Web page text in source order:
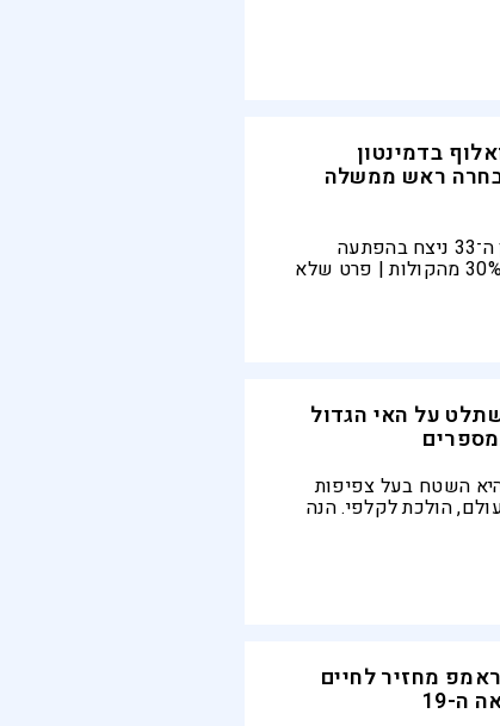
ריבונות והגדרה
בדמינטון
בחרה ראש ממשלה
ינס-פרדריק נילסן בן ה־33 ניצח בהפתעה
בבחירות, עם כמעט 30% מהקולות | פרט שלא
דונלד טראמפ,
על האי הגדול
השטח בעל צפיפות
הולכת לקלפי. הנה
מחזיר לחיים
ה-19